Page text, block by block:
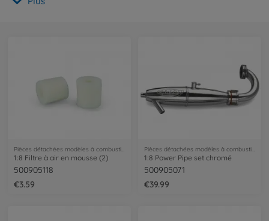
Pièces détachées modèles à combustion
1:8 Filtre à air en mousse (2)
500905118
€3.59
Pièces détachées modèles à combustion
1:8 Power Pipe set chromé
500905071
€39.99